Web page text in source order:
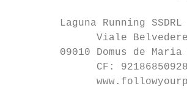
        Laguna Running SSDRL
Viale
09010 Domus de Maria
CF: